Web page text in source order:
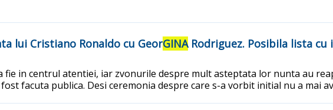
lui Cristiano Ronaldo cu GeorGINARodriguez. Posibila lista
fie in centrul atentiei, iar zvonurile despre mult asteptata lor nunta au
facuta publica. Desi ceremonia despre care s-a vorbit initial nu a mai